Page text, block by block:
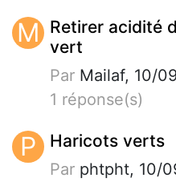
M Retirer acidité
vert
Par Mailaf, 10/
1 réponse(s)
P Haricots verts
Par phtpht, 10/